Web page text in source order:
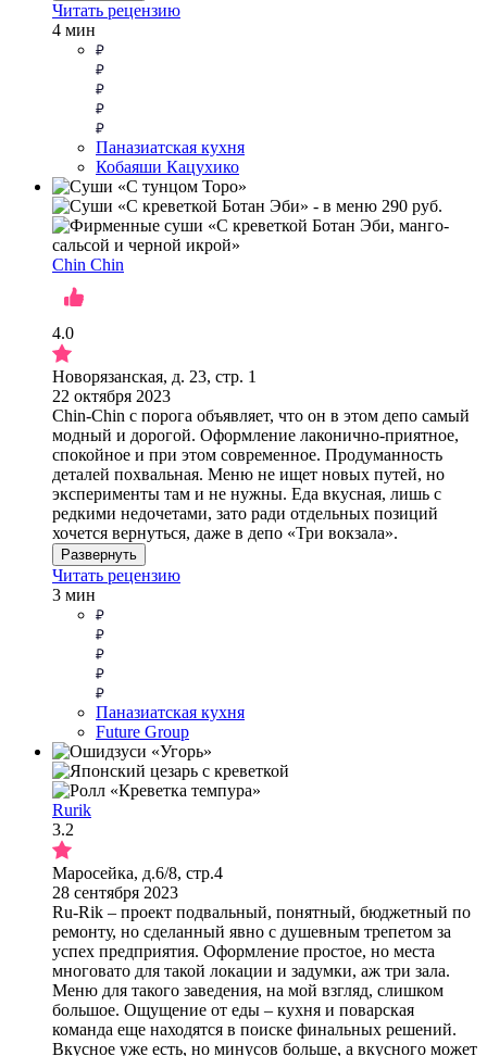
Читать рецензию
4 мин
Паназиатская кухня
Кобаяши Кацухико
Chin Chin
4.0
Новорязанская, д. 23, стр. 1
22 октября 2023
Chin-Chin с порога объявляет, что он в этом депо самый
модный и дорогой. Оформление лаконично-приятное,
спокойное и при этом современное. Продуманность
деталей похвальная. Меню не ищет новых путей, но
эксперименты там и не нужны. Еда вкусная, лишь с
редкими недочетами, зато ради отдельных позиций
хочется вернуться, даже в депо «Три вокзала».
Развернуть
Читать рецензию
3 мин
Паназиатская кухня
Future Group
Rurik
3.2
Маросейка, д.6/8, стр.4
28 сентября 2023
Ru-Rik – проект подвальный, понятный, бюджетный по
ремонту, но сделанный явно с душевным трепетом за
успех предприятия. Оформление простое, но места
многовато для такой локации и задумки, аж три зала.
Меню для такого заведения, на мой взгляд, слишком
большое. Ощущение от еды – кухня и поварская
команда еще находятся в поиске финальных решений.
Вкусное уже есть, но минусов больше, а вкусного может